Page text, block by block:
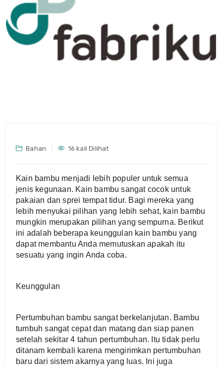
Bahan 16 kali Dilihat
Kain bambu menjadi lebih populer untuk semua
jenis kegunaan. Kain bambu sangat cocok untuk
pakaian dan sprei tempat tidur. Bagi mereka yang
lebih menyukai pilihan yang lebih sehat, kain bambu
mungkin merupakan pilihan yang sempurna. Berikut
ini adalah beberapa keunggulan kain bambu yang
dapat membantu Anda memutuskan apakah itu
sesuatu yang ingin Anda coba.
Keunggulan
Pertumbuhan bambu sangat berkelanjutan. Bambu
tumbuh sangat cepat dan matang dan siap panen
setelah sekitar 4 tahun pertumbuhan. Itu tidak perlu
ditanam kembali karena mengirimkan pertumbuhan
baru dari sistem akarnya yang luas. Ini juga